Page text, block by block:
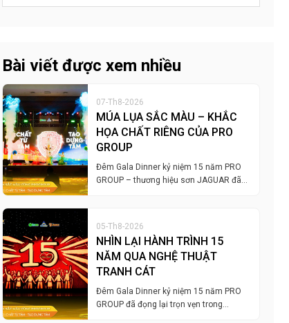
Bài viết được xem nhiều
07-Th8-2026
MÚA LỤA SẮC MÀU – KHẮC
HỌA CHẤT RIÊNG CỦA PRO
GROUP
Đêm Gala Dinner kỷ niệm 15 năm PRO
GROUP – thương hiệu sơn JAGUAR đã…
05-Th8-2026
NHÌN LẠI HÀNH TRÌNH 15
NĂM QUA NGHỆ THUẬT
TRANH CÁT
Đêm Gala Dinner kỷ niệm 15 năm PRO
GROUP đã đọng lại trọn vẹn trong…